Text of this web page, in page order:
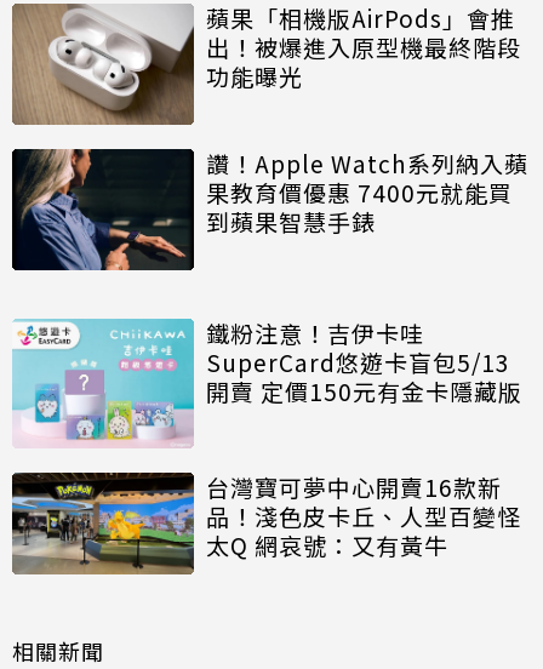
蘋果「相機版AirPods」會推
出！被爆進入原型機最終階段
功能曝光
讚！Apple Watch系列納入蘋
果教育價優惠 7400元就能買
到蘋果智慧手錶
鐵粉注意！吉伊卡哇
SuperCard悠遊卡盲包5/13
開賣 定價150元有金卡隱藏版
台灣寶可夢中心開賣16款新
品！淺色皮卡丘、人型百變怪
太Q 網哀號：又有黃牛
相關新聞